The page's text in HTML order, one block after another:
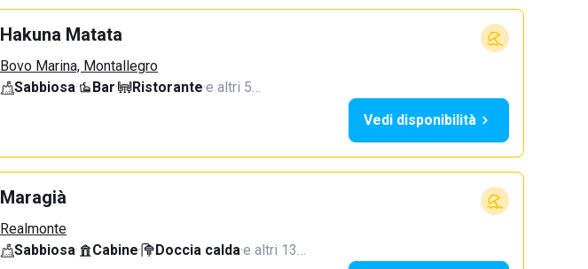
Hakuna Matata
Bovo Marina, Montallegro
Sabbiosa· Bar· Ristorante·e altri 5…
Vedi disponibilità
Maragià
Realmonte
Sabbiosa· Cabine· Doccia calda·e altri 13…